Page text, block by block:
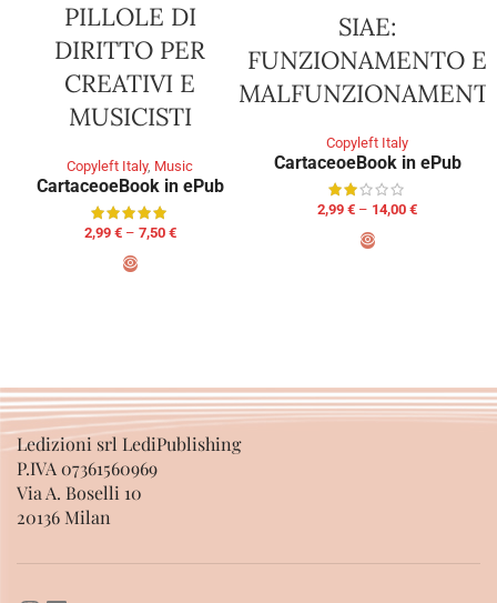
PILLOLE DI
DIRITTO PER
CREATIVI E
MUSICISTI
Copyleft Italy, Music
CartaceoeBook in ePub
2,99 € – 7,50 €
SIAE:
FUNZIONAMENTO E
MALFUNZIONAMENTI
Copyleft Italy
CartaceoeBook in ePub
2,99 € – 14,00 €
Ledizioni srl LediPublishing
P.IVA 07361560969
Via A. Boselli 10
20136 Milan